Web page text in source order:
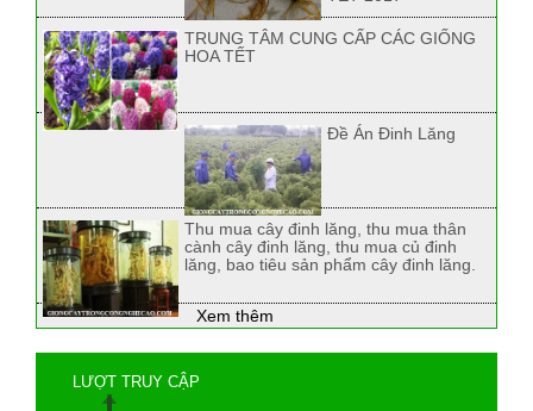
TRUNG TÂM CUNG CẤP CÁC GIỐNG
HOA TẾT
Đề Án Đinh Lăng
Thu mua cây đinh lăng, thu mua thân
cành cây đinh lăng, thu mua củ đinh
lăng, bao tiêu sản phẩm cây đinh lăng.
Xem thêm
LƯỢT TRUY CẬP